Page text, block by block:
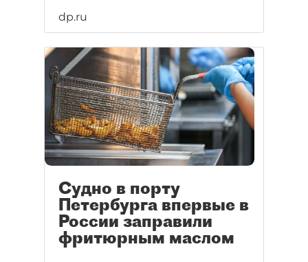
dp.ru
Судно в порту
Петербурга впервые в
России заправили
фритюрным маслом